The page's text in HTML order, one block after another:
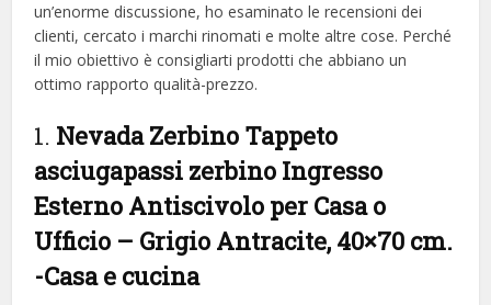
un’enorme discussione, ho esaminato le recensioni dei
clienti, cercato i marchi rinomati e molte altre cose. Perché
il mio obiettivo è consigliarti prodotti che abbiano un
ottimo rapporto qualità-prezzo.
1. Nevada Zerbino Tappeto
asciugapassi zerbino Ingresso
Esterno Antiscivolo per Casa o
Ufficio – Grigio Antracite, 40×70 cm.
-Casa e cucina